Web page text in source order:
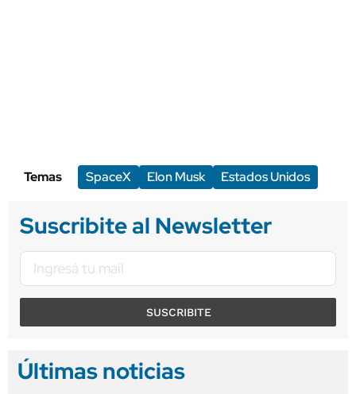
Temas SpaceX Elon Musk Estados Unidos
Suscribite al Newsletter
SUSCRIBITE
Últimas noticias